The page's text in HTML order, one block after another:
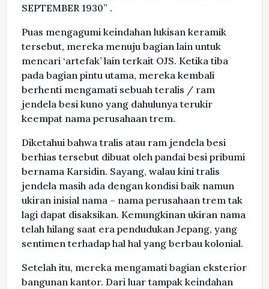
SEPTEMBER 1930” .
Puas mengagumi keindahan lukisan keramik
tersebut, mereka menuju bagian lain untuk
mencari ‘artefak’ lain terkait OJS. Ketika tiba
pada bagian pintu utama, mereka kembali
berhenti mengamati sebuah teralis / ram
jendela besi kuno yang dahulunya terukir
keempat nama perusahaan trem.
Diketahui bahwa tralis atau ram jendela besi
berhias tersebut dibuat oleh pandai besi pribumi
bernama Karsidin. Sayang, walau kini tralis
jendela masih ada dengan kondisi baik namun
ukiran inisial nama – nama perusahaan trem tak
lagi dapat disaksikan. Kemungkinan ukiran nama
telah hilang saat era pendudukan Jepang, yang
sentimen terhadap hal hal yang berbau kolonial.
Setelah itu, mereka mengamati bagian eksterior
bangunan kantor. Dari luar tampak keindahan